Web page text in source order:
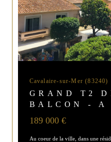
Cavalaire-sur-Mer (83240)
GRAND T2
BALCON - A
189 000 €
Au coeur de la ville, dans une